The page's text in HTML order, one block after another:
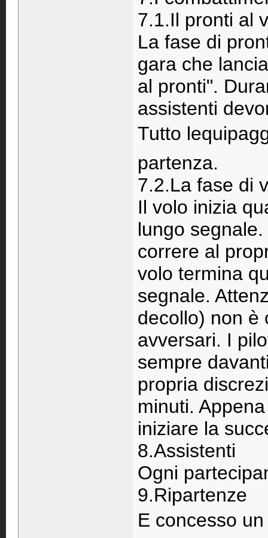
7.1.Il pronti al
La fase di
gara che
al pronti".
assistenti
Tutto
partenza.
7.2.La fase di
Il volo inizia
lungo
correre al
volo termina
segnale.
decollo) non è
avversari. I
sempre
propria
minuti.
iniziare la
8.Assistenti
Ogni
9.Ripartenze
E concesso